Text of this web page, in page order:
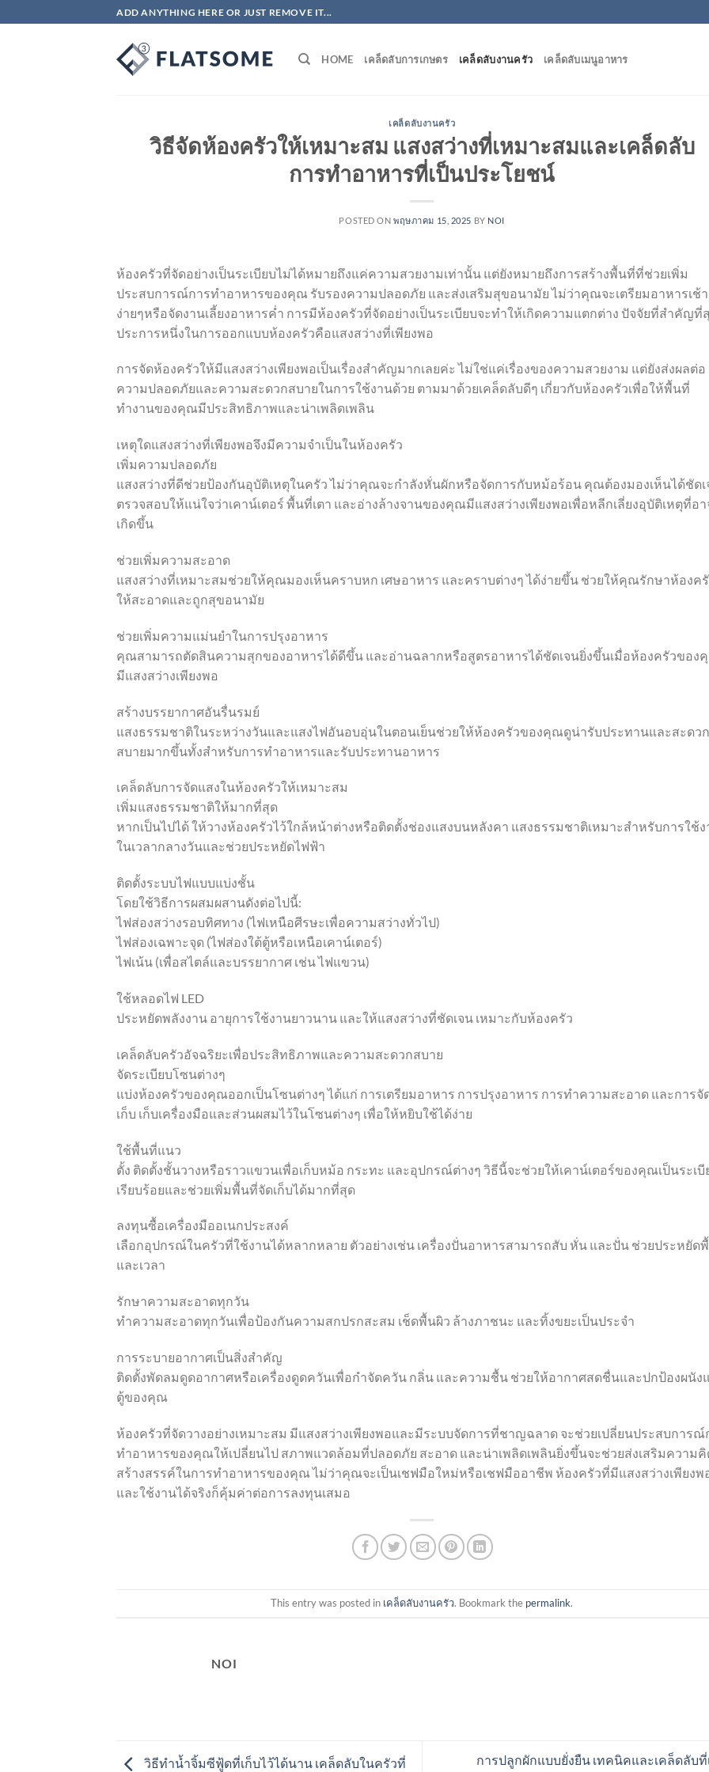
ไป
ADD ANYTHING HERE OR JUST REMOVE IT...
HOME เคล็ดลับการเกษตร เคล็ดลับงานครัว เคล็ดลับเมนูอาหาร
เคล็ดลับงานครัว
วิธีจัดห้องครัวให้เหมาะสม แสงสว่างที่เหมาะสมและเคล็ดลับ
การทำอาหารที่เป็นประโยชน์
POSTED ONพฤษภาคม 15, 2025 BY NOI
ห้องครัวที่จัดอย่างเป็นระเบียบไม่ได้หมายถึงแค่ความสวยงามเท่านั้น แต่ยังหมายถึงการสร้างพื้นที่ที่ช่วยเพิ่ม
ประสบการณ์การทำอาหารของคุณ รับรองความปลอดภัย และส่งเสริมสุขอนามัย ไม่ว่าคุณจะเตรียมอาหารเช้า
ง่ายๆหรือจัดงานเลี้ยงอาหารค่ำ การมีห้องครัวที่จัดอย่างเป็นระเบียบจะทำให้เกิดความแตกต่าง ปัจจัยที่สำคัญที่
ประการหนึ่งในการออกแบบห้องครัวคือแสงสว่างที่เพียงพอ
การจัดห้องครัวให้มีแสงสว่างเพียงพอเป็นเรื่องสำคัญมากเลยค่ะ ไม่ใช่แค่เรื่องของความสวยงาม แต่ยังส่งผลต่อ
ความปลอดภัยและความสะดวกสบายในการใช้งานด้วย ตามมาด้วยเคล็ดลับดีๆ เกี่ยวกับห้องครัวเพื่อให้พื้นที่
ทำงานของคุณมีประสิทธิภาพและน่าเพลิดเพลิน
เหตุใดแสงสว่างที่เพียงพอจึงมีความจำเป็นในห้องครัว
เพิ่มความปลอดภัย
แสงสว่างที่ดีช่วยป้องกันอุบัติเหตุในครัว ไม่ว่าคุณจะกำลังหั่นผักหรือจัดการกับหม้อร้อน คุณต้องมองเห็นได้ชัดเ
ตรวจสอบให้แน่ใจว่าเคาน์เตอร์ พื้นที่เตา และอ่างล้างจานของคุณมีแสงสว่างเพียงพอเพื่อหลีกเลี่ยงอุบัติเหตุที่อา
เกิดขึ้น
ช่วยเพิ่มความสะอาด
แสงสว่างที่เหมาะสมช่วยให้คุณมองเห็นคราบหก เศษอาหาร และคราบต่างๆ ได้ง่ายขึ้น ช่วยให้คุณรักษาห้องค
ให้สะอาดและถูกสุขอนามัย
ช่วยเพิ่มความแม่นยำในการปรุงอาหาร
คุณสามารถตัดสินความสุกของอาหารได้ดีขึ้น และอ่านฉลากหรือสูตรอาหารได้ชัดเจนยิ่งขึ้นเมื่อห้องครัวของ
มีแสงสว่างเพียงพอ
สร้างบรรยากาศอันรื่นรมย์
แสงธรรมชาติในระหว่างวันและแสงไฟอันอบอุ่นในตอนเย็นช่วยให้ห้องครัวของคุณดูน่ารับประทานและสะดวก
สบายมากขึ้นทั้งสำหรับการทำอาหารและรับประทานอาหาร
เคล็ดลับการจัดแสงในห้องครัวให้เหมาะสม
เพิ่มแสงธรรมชาติให้มากที่สุด
หากเป็นไปได้ ให้วางห้องครัวไว้ใกล้หน้าต่างหรือติดตั้งช่องแสงบนหลังคา แสงธรรมชาติเหมาะสำหรับการใช้
ในเวลากลางวันและช่วยประหยัดไฟฟ้า
ติดตั้งระบบไฟแบบแบ่งชั้น
โดยใช้วิธีการผสมผสานดังต่อไปนี้:
ไฟส่องสว่างรอบทิศทาง (ไฟเหนือศีรษะเพื่อความสว่างทั่วไป)
ไฟส่องเฉพาะจุด (ไฟส่องใต้ตู้หรือเหนือเคาน์เตอร์)
ไฟเน้น (เพื่อสไตล์และบรรยากาศ เช่น ไฟแขวน)
ใช้หลอดไฟ LED
ประหยัดพลังงาน อายุการใช้งานยาวนาน และให้แสงสว่างที่ชัดเจน เหมาะกับห้องครัว
เคล็ดลับครัวอัจฉริยะเพื่อประสิทธิภาพและความสะดวกสบาย
จัดระเบียบโซนต่างๆ
แบ่งห้องครัวของคุณออกเป็นโซนต่างๆ ได้แก่ การเตรียมอาหาร การปรุงอาหาร การทำความสะอาด และการจั
เก็บ เก็บเครื่องมือและส่วนผสมไว้ในโซนต่างๆ เพื่อให้หยิบใช้ได้ง่าย
ใช้พื้นที่แนว
ตั้ง ติดตั้งชั้นวางหรือราวแขวนเพื่อเก็บหม้อ กระทะ และอุปกรณ์ต่างๆ วิธีนี้จะช่วยให้เคาน์เตอร์ของคุณเป็นระเบี
เรียบร้อยและช่วยเพิ่มพื้นที่จัดเก็บได้มากที่สุด
ลงทุนซื้อเครื่องมืออเนกประสงค์
เลือกอุปกรณ์ในครัวที่ใช้งานได้หลากหลาย ตัวอย่างเช่น เครื่องปั่นอาหารสามารถสับ หั่น และปั่น ช่วยประหยัด
และเวลา
รักษาความสะอาดทุกวัน
ทำความสะอาดทุกวันเพื่อป้องกันความสกปรกสะสม เช็ดพื้นผิว ล้างภาชนะ และทิ้งขยะเป็นประจำ
การระบายอากาศเป็นสิ่งสำคัญ
ติดตั้งพัดลมดูดอากาศหรือเครื่องดูดควันเพื่อกำจัดควัน กลิ่น และความชื้น ช่วยให้อากาศสดชื่นและปกป้องผนัง
ตู้ของคุณ
ห้องครัวที่จัดวางอย่างเหมาะสม มีแสงสว่างเพียงพอและมีระบบจัดการที่ชาญฉลาด จะช่วยเปลี่ยนประสบการณ์
ทำอาหารของคุณให้เปลี่ยนไป สภาพแวดล้อมที่ปลอดภัย สะอาด และน่าเพลิดเพลินยิ่งขึ้นจะช่วยส่งเสริมความคิ
สร้างสรรค์ในการทำอาหารของคุณ ไม่ว่าคุณจะเป็นเชฟมือใหม่หรือเชฟมืออาชีพ ห้องครัวที่มีแสงสว่างเพียงพ
และใช้งานได้จริงก็คุ้มค่าต่อการลงทุนเสมอ
This entry was posted in เคล็ดลับงานครัว. Bookmark the permalink.
NOI
วิธีทำน้ำจิ้มซีฟู้ดที่เก็บไว้ได้นาน เคล็ดลับในครัวที่ การปลูกผักแบบยั่งยืน เทคนิคและเคล็ดลับที่